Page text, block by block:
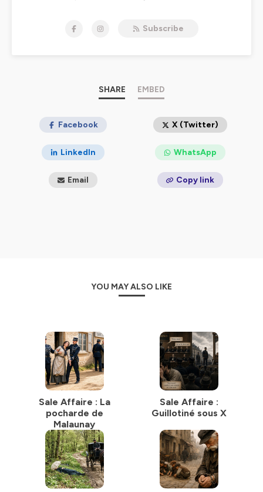
Hébergé par Ausha. Visitez
ausha.co/politique-de-
Subscribe
SHARE EMBED
Facebook X (Twitter)
LinkedIn WhatsApp
Email Copy link
YOU MAY ALSO LIKE
Sale Affaire : La
pocharde de
Malaunay
Sale Affaire :
Guillotiné sous X